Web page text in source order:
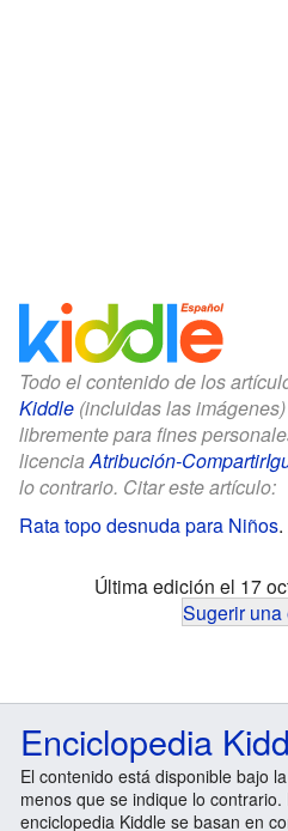
Todo el contenido de los
Kiddle (incluidas las
libremente para fines
licenciaAtribución-
lo contrario. Citar este artículo:
Rata topo desnuda para Niños.
Última edición el 17
Sugerir una
Enciclopedia
El contenido está disponible bajo
menos que se indique lo
enciclopedia Kiddle se basan en